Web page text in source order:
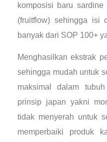
komposisi baru
(fruitflow) sehingga isi
banyak dari SOP 100+
Menghasilkan ekstrak
sehingga mudah untuk
maksimal dalam
prinsip japan yakni
tidak menyerah untuk
memperbaiki produk